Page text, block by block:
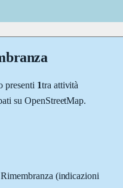
presenti 1tra attività
su OpenStreetMap.
(indicazioni